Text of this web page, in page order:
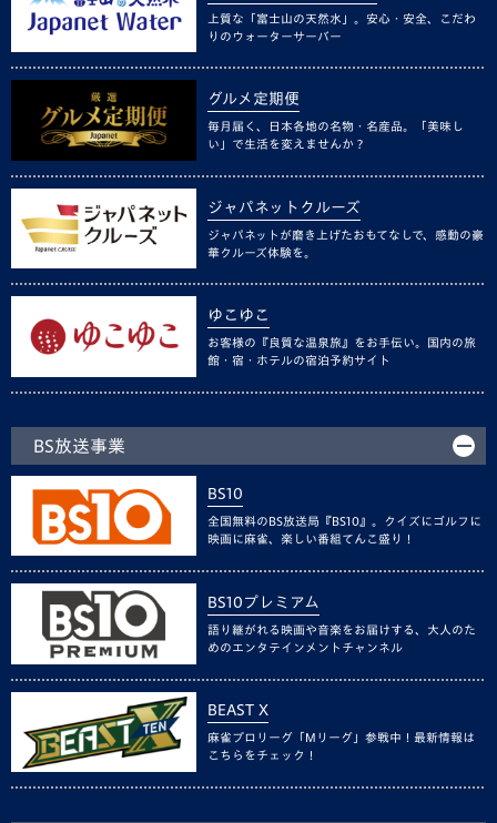
上質な「富士山の天然水」。安心・安全、こだわ
りのウォーターサーバー
グルメ定期便
毎月届く、日本各地の名物・名産品。「美味し
い」で生活を変えませんか？
ジャパネットクルーズ
ジャパネットが磨き上げたおもてなしで、感動の豪
華クルーズ体験を。
ゆこゆこ
お客様の『良質な温泉旅』をお手伝い。国内の旅
館・宿・ホテルの宿泊予約サイト
BS放送事業
BS10
全国無料のBS放送局『BS10』。クイズにゴルフに
映画に麻雀、楽しい番組てんこ盛り！
BS10プレミアム
語り継がれる映画や音楽をお届けする、大人のた
めのエンタテインメントチャンネル
BEAST X
麻雀プロリーグ「Mリーグ」参戦中！最新情報は
こちらをチェック！